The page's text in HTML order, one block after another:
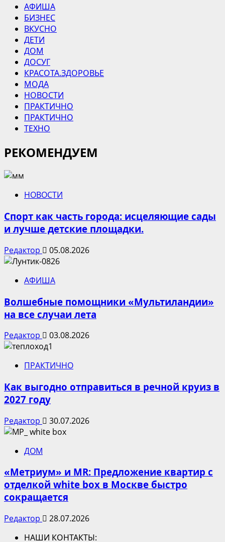
АФИША
БИЗНЕС
ВКУСНО
ДЕТИ
ДОМ
ДОСУГ
КРАСОТА.ЗДОРОВЬЕ
МОДА
НОВОСТИ
ПРАКТИЧНО
ПРАКТИЧНО
ТЕХНО
РЕКОМЕНДУЕМ
НОВОСТИ
Спорт как часть города: исцеляющие сады
и лучше детские площадки.
Редактор 05.08.2026
АФИША
Волшебные помощники «Мультиландии»
на все случаи лета
Редактор 03.08.2026
ПРАКТИЧНО
Как выгодно отправиться в речной круиз в
2027 году
Редактор 30.07.2026
ДОМ
«Метриум» и MR: Предложение квартир с
отделкой white box в Москве быстро
сокращается
Редактор
28.07.2026
НАШИ КОНТАКТЫ: